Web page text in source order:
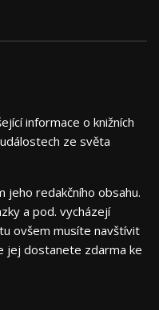
informace o knižních
ze světa
jeho redakčního obsahu.
a pod. vycházejí
ovšem musíte navštívit
jej dostanete zdarma ke